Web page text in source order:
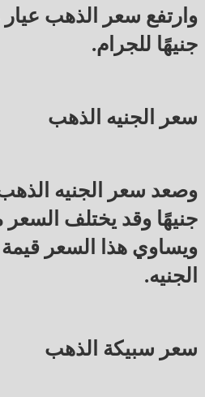
جنيهًا للجرام.
سعر الجنيه الذهب
جنيهًا وقد يختلف السعر
ويساوي هذا السعر
الجنيه.
سعر سبيكة الذهب